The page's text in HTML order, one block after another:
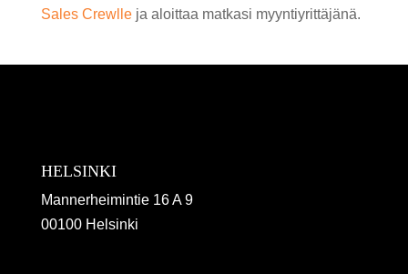
Sales Crewlleja aloittaa matkasi myyntiyrittäjänä.
HELSINKI
Mannerheimintie 16 A 9
00100 Helsinki